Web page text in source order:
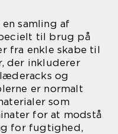
samling af
til brug på
fra enkle skabe til
der inkluderer
og
er normalt
som
for at modstå
for fugtighed,